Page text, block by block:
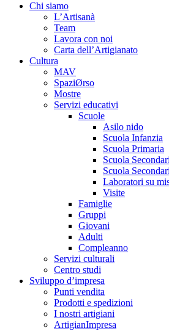
Chi siamo
L’Artisanà
Team
Lavora con noi
Carta dell’Artigianato
Cultura
MAV
SpaziØrso
Mostre
Servizi educativi
Scuole
Asilo nido
Scuola Infanzia
Scuola Primaria
Scuola
Scuola
Laboratori su
Visite
Famiglie
Gruppi
Giovani
Adulti
Compleanno
Servizi culturali
Centro studi
Sviluppo d’impresa
Punti vendita
Prodotti e spedizioni
I nostri artigiani
ArtigianImpresa